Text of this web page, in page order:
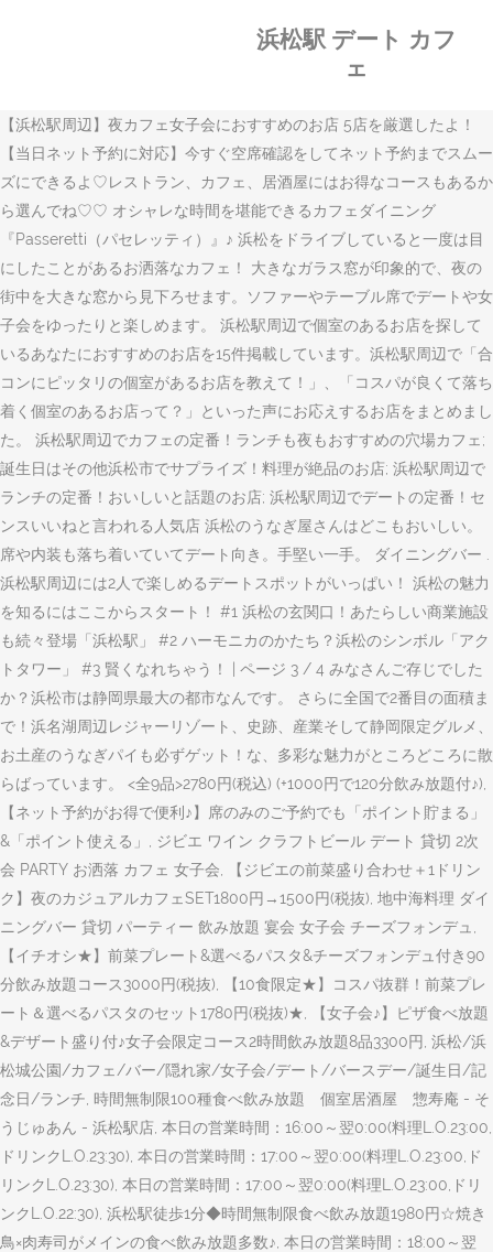
浜松駅 デート カフ
ェ
【浜松駅周辺】夜カフェ女子会におすすめのお店 5店を厳選したよ！
【当日ネット予約に対応】今すぐ空席確認をしてネット予約までスムー
ズにできるよ♡レストラン、カフェ、居酒屋にはお得なコースもあるか
ら選んでね♡♡ オシャレな時間を堪能できるカフェダイニング
『Passeretti（パセレッティ）』♪ 浜松をドライブしていると一度は目
にしたことがあるお洒落なカフェ！ 大きなガラス窓が印象的で、夜の
街中を大きな窓から見下ろせます。ソファーやテーブル席でデートや女
子会をゆったりと楽しめます。 浜松駅周辺で個室のあるお店を探して
いるあなたにおすすめのお店を15件掲載しています。浜松駅周辺で「合
コンにピッタリの個室があるお店を教えて！」、「コスパが良くて落ち
着く個室のあるお店って？」といった声にお応えするお店をまとめまし
た。 浜松駅周辺でカフェの定番！ランチも夜もおすすめの穴場カフェ;
誕生日はその他浜松市でサプライズ！料理が絶品のお店; 浜松駅周辺で
ランチの定番！おいしいと話題のお店; 浜松駅周辺でデートの定番！セ
ンスいいねと言われる人気店 浜松のうなぎ屋さんはどこもおいしい。
席や内装も落ち着いていてデート向き。手堅い一手。 ダイニングバー .
浜松駅周辺には2人で楽しめるデートスポットがいっぱい！ 浜松の魅力
を知るにはここからスタート！ #1 浜松の玄関口！あたらしい商業施設
も続々登場「浜松駅」 #2 ハーモニカのかたち？浜松のシンボル「アク
トタワー」 #3 賢くなれちゃう！ | ページ 3 / 4 みなさんご存じでした
か？浜松市は静岡県最大の都市なんです。 さらに全国で2番目の面積ま
で！浜名湖周辺レジャーリゾート、史跡、産業そして静岡限定グルメ、
お土産のうなぎパイも必ずゲット！な、多彩な魅力がところどころに散
らばっています。 <全9品>2780円(税込) (+1000円で120分飲み放題付♪),
【ネット予約がお得で便利♪】席のみのご予約でも「ポイント貯まる」
&「ポイント使える」, ジビエ ワイン クラフトビール デート 貸切 2次
会 PARTY お洒落 カフェ 女子会, 【ジビエの前菜盛り合わせ＋1ドリン
ク】夜のカジュアルカフェSET1800円→1500円(税抜), 地中海料理 ダイ
ニングバー 貸切 パーティー 飲み放題 宴会 女子会 チーズフォンデュ,
【イチオシ★】前菜プレート&選べるパスタ&チーズフォンデュ付き90
分飲み放題コース3000円(税抜), 【10食限定★】コスパ抜群！前菜プレ
ート＆選べるパスタのセット1780円(税抜)★, 【女子会♪】ピザ食べ放題
&デザート盛り付♪女子会限定コース2時間飲み放題8品3300円, 浜松/浜
松城公園/カフェ/バー/隠れ家/女子会/デート/バースデー/誕生日/記
念日/ランチ, 時間無制限100種食べ飲み放題 個室居酒屋 惣寿庵 - そ
うじゅあん - 浜松駅店, 本日の営業時間：16:00～翌0:00(料理L.O.23:00,
ドリンクL.O.23:30), 本日の営業時間：17:00～翌0:00(料理L.O.23:00,ド
リンクL.O.23:30), 本日の営業時間：17:00～翌0:00(料理L.O.23:00,ドリ
ンクL.O.22:30), 浜松駅徒歩1分◆時間無制限食べ飲み放題1980円☆焼き
鳥×肉寿司がメインの食べ飲み放題多数♪, 本日の営業時間：18:00～翌